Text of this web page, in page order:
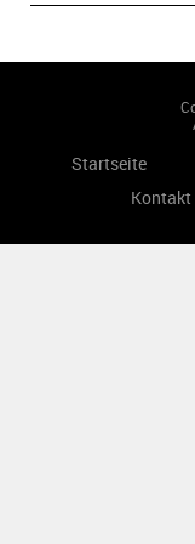
Startseite
Kontakt